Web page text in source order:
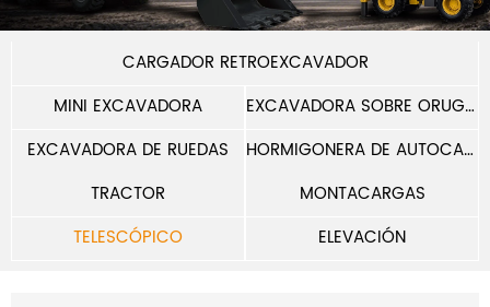
CARGADOR RETROEXCAVADOR
MINI EXCAVADORA
EXCAVADORA SOBRE ORUGAS
EXCAVADORA DE RUEDAS
HORMIGONERA DE AUTOCARGA
TRACTOR
MONTACARGAS
TELESCÓPICO
ELEVACIÓN